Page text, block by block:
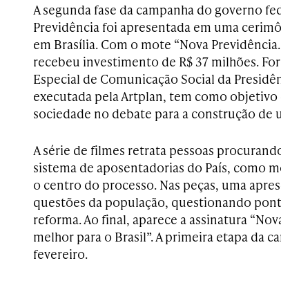
A segunda fase da campanha do governo
Previdência foi apresentada em uma
em Brasília. Com o mote “Nova
recebeu investimento de R$ 37 milhões.
Especial de Comunicação Social da
executada pela Artplan, tem como
sociedade no debate para a construção de
A série de filmes retrata pessoas
sistema de aposentadorias do País, como
o centro do processo. Nas peças, uma
questões da população, questionando
reforma. Ao final, aparece a assinatura
melhor para o Brasil”. A primeira etapa da
fevereiro.